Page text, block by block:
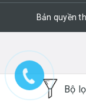
Bản quyền
Bộ